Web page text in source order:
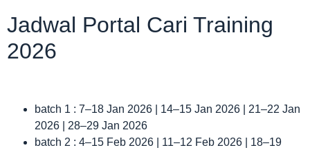
Jadwal Portal Cari Training
2026
batch 1 : 7–18 Jan 2026 | 14–15 Jan 2026 | 21–22 Jan
2026 | 28–29 Jan 2026
batch 2 : 4–15 Feb 2026 | 11–12 Feb 2026 | 18–19